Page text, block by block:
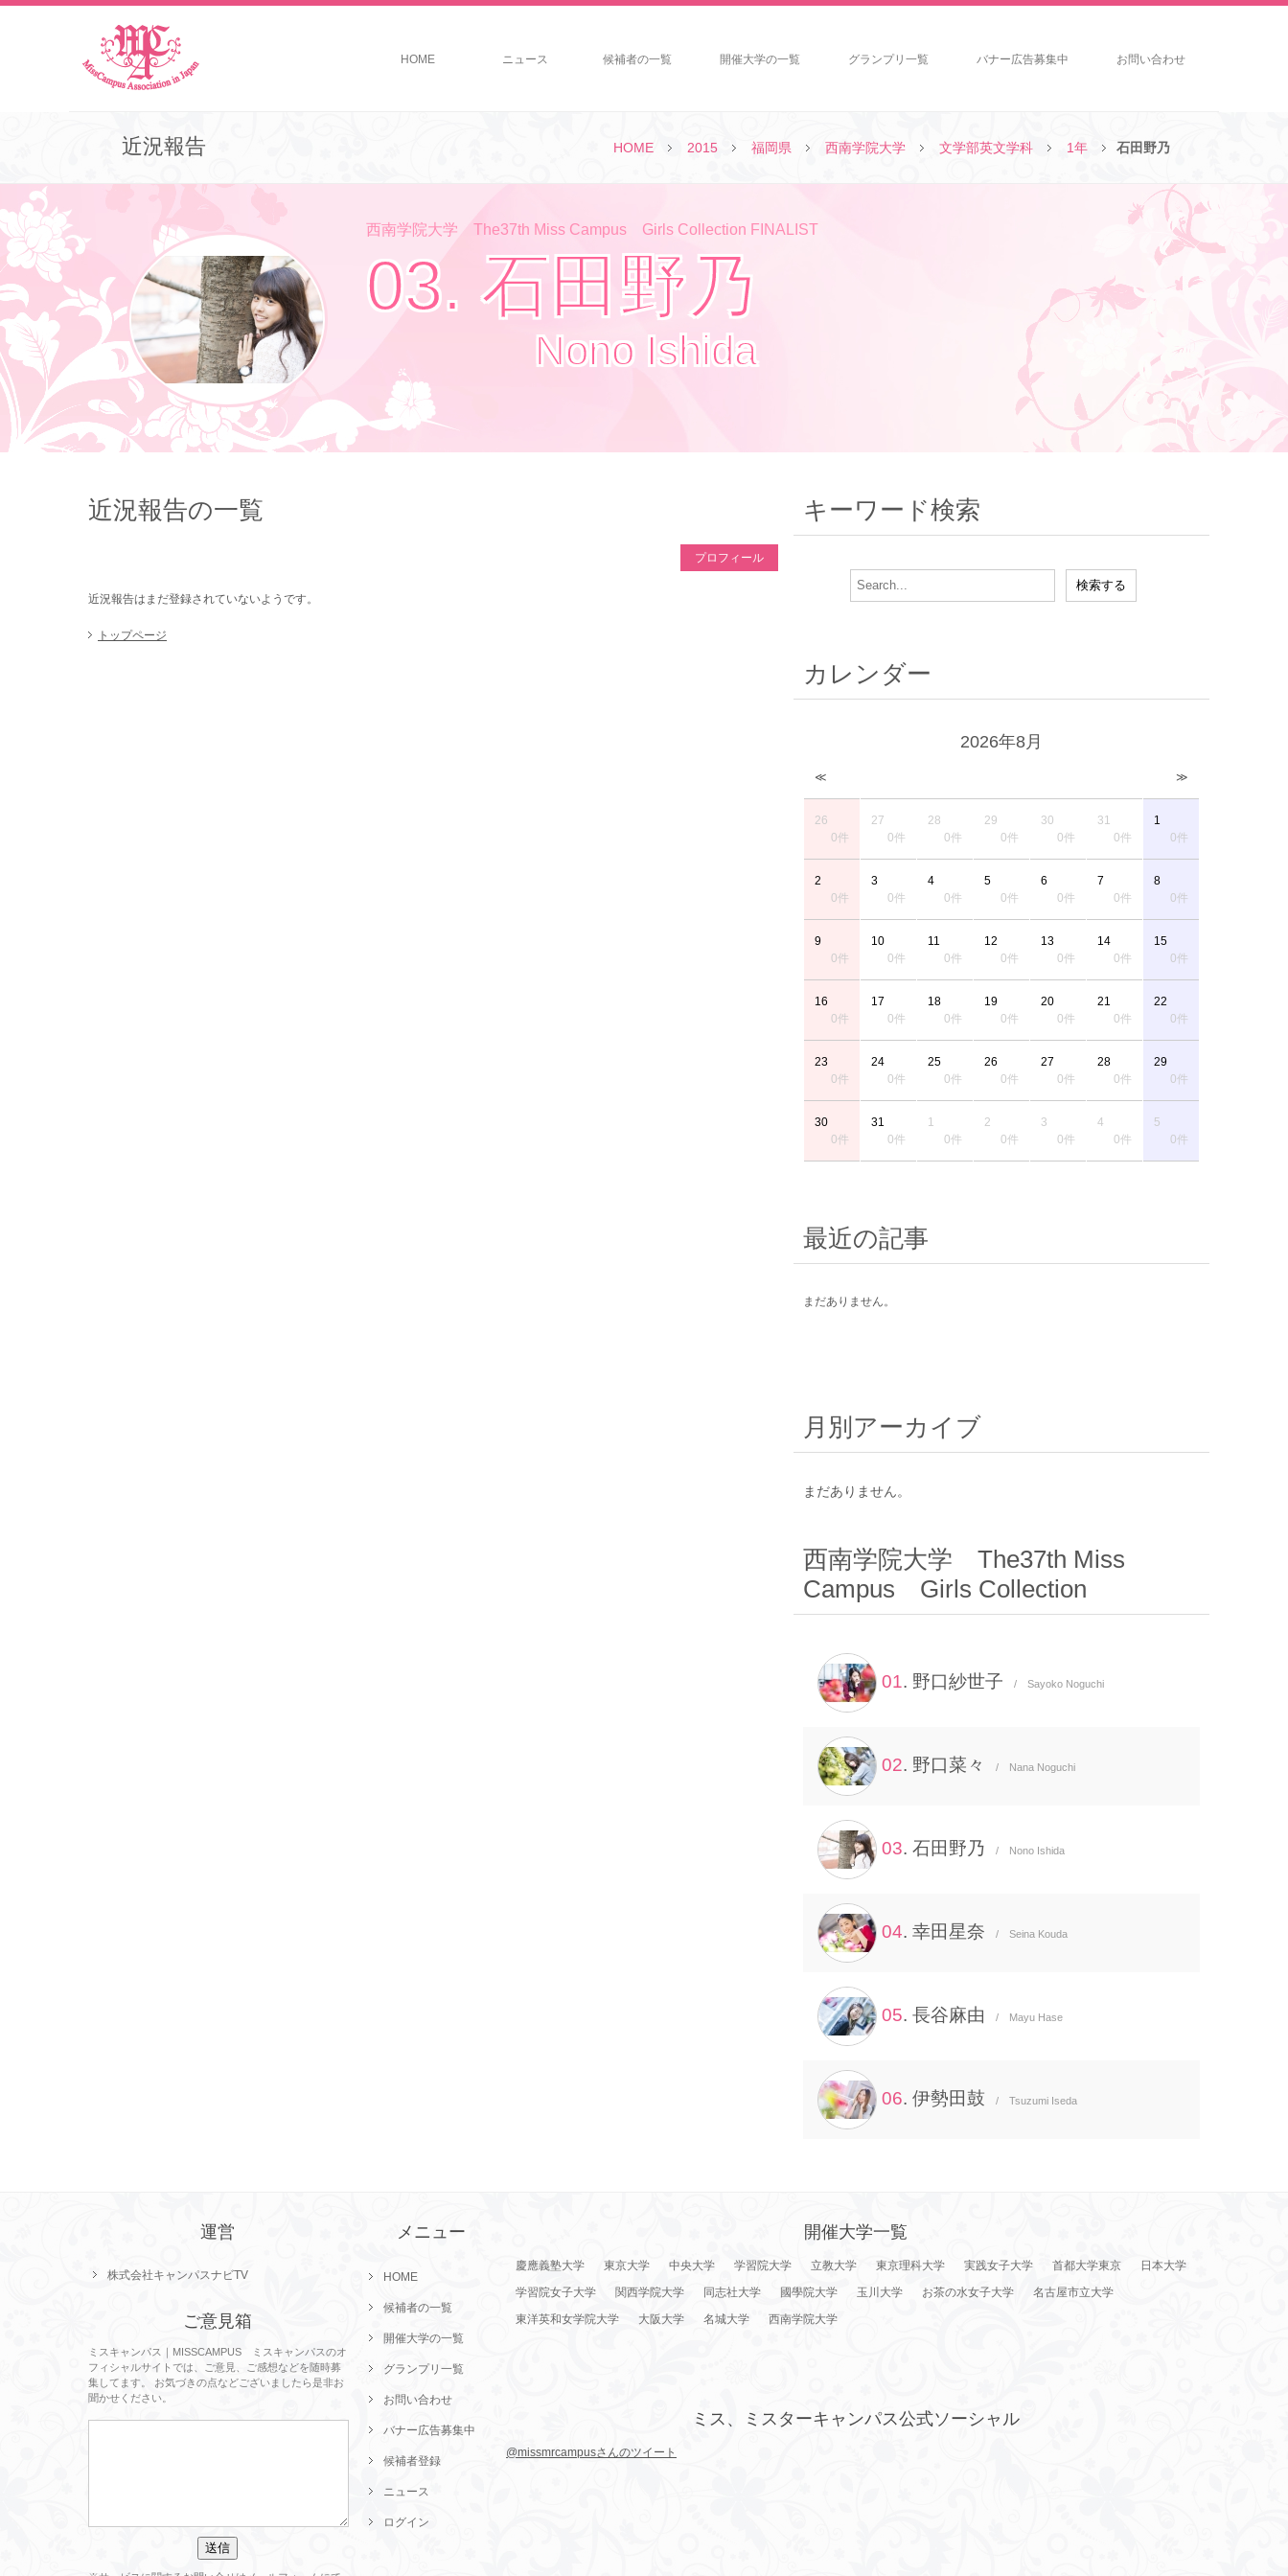
HOME ニュース 候補者の一覧 開催大学の一覧 グランプリ一覧 バナー広告募集中 お問い合わせ
HOME 2015 福岡県 西南学院大学 文学部英文学科 1年 石田野乃
近況報告
西南学院大学 The37th Miss Campus Girls Collection FINALIST
03. 石田野乃
Nono Ishida
近況報告の一覧
プロフィール
近況報告はまだ登録されていないようです。
トップページ
キーワード検索
カレンダー
2026年8月
≪ ≫
26
0件
27
0件
28
0件
29
0件
30
0件
31
0件
1
0件
2
0件
3
0件
4
0件
5
0件
6
0件
7
0件
8
0件
9
0件
10
0件
11
0件
12
0件
13
0件
14
0件
15
0件
16
0件
17
0件
18
0件
19
0件
20
0件
21
0件
22
0件
23
0件
24
0件
25
0件
26
0件
27
0件
28
0件
29
0件
30
0件
31
0件
1
0件
2
0件
3
0件
4
0件
5
0件
最近の記事
まだありません。
月別アーカイブ
まだありません。
西南学院大学 The37th Miss
Campus Girls Collection
01. 野口紗世子 / Sayoko Noguchi
02. 野口菜々 / Nana Noguchi
03. 石田野乃 / Nono Ishida
04. 幸田星奈 / Seina Kouda
05. 長谷麻由 / Mayu Hase
06. 伊勢田鼓 / Tsuzumi Iseda
運営
株式会社キャンパスナビTV
ご意見箱
ミスキャンパス｜MISSCAMPUS ミスキャンパスのオ
フィシャルサイトでは、ご意見、ご感想などを随時募
集してます。 お気づきの点などございましたら是非お
聞かせください。
メニュー
HOME
候補者の一覧
開催大学の一覧
グランプリ一覧
お問い合わせ
バナー広告募集中
候補者登録
ニュース
ログイン
開催大学一覧
慶應義塾大学 東京大学 中央大学 学習院大学 立教大学 東京理科大学 実践女子大学 首都大学東京
日本大学
学習院女子大学
関西学院大学 同志社大学 國學院大学 玉川大学 お茶の水女子大学
名古屋市立大学
東洋英和女学院大学
大阪大学 名城大学 西南学院大学
ミス、ミスターキャンパス公式ソーシャル
@missmrcampusさんのツイート